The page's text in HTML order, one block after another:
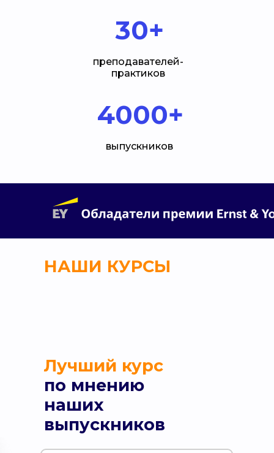
30+
преподавателей-
практиков
4000+
выпускников
НАШИ КУРСЫ
Лучший курс
по мнению
наших
выпускников